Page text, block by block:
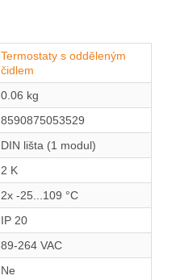
Termostaty s odděleným
čidlem
0.06 kg
8590875053529
DIN lišta (1 modul)
2 K
2x -25...109 °C
IP 20
89-264 VAC
Ne